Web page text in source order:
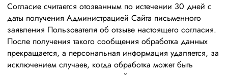
Согласие считается отозванным по истечении 30 дней с
даты получения Администрацией Сайта письменного
заявления Пользователя об отзыве настоящего согласия.
После получения такого сообщения обработка данных
прекращается, а персональная информация удаляется, за
исключением случаев, когда обработка может быть